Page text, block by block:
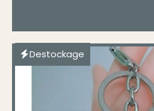
Destockage